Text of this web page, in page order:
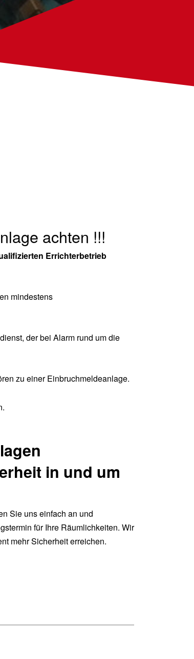
achten !!!
Errichterbetrieb
mindestens
der bei Alarm rund um die
zu einer Einbruchmeldeanlage.
in und um
Sie uns einfach an und
für Ihre Räumlichkeiten. Wir
mehr Sicherheit erreichen.